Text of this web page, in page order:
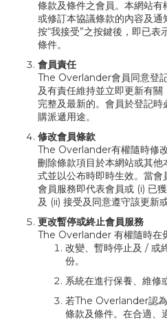
條款及條件之會員。本網站
或修訂本協議條款的內容及通
按“我接受”之按鍵後，即已表
條件。
會員責任
The Overlander會員同意登
及有責任維持並立即更新有關
完整及最新的。會員於登記
購派遞用途。
修改會員條款
The Overlander有權隨時修
刪除條款項目於本網站或其
式並以公布時即時生效。當
會員服務即代表會員或 (i) 已
及 (ii) 接受及同意遵守該更新或
更改暫停或終止會員服務
The Overlander 有權隨時在
改變、暫時停止及 / 或
份。
系統在進行保養、維修
若The Overlander認
條款及條件。在合適、